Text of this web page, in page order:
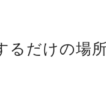
るだけの場